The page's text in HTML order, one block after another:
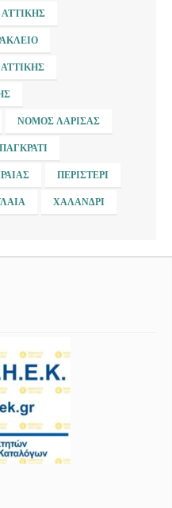
ΝΟΜΌΣ ΛΆΡΙΣΑΣ
ΠΑΓΚΡΆΤΙ
ΠΕΡΙΣΤΈΡΙ
ΧΑΛΆΝΔΡΙ